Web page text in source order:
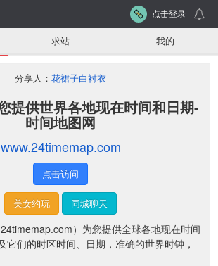
点击登录
求站 我的
分享人： 花裙子白衬衣
提供世界各地现在时间和日期-
时间地图网
www.24timemap.com
点击访问
美女约玩 同城聊天
）为您提供全球各地现在时间
它们的时区时间、日期，准确的世界时钟，